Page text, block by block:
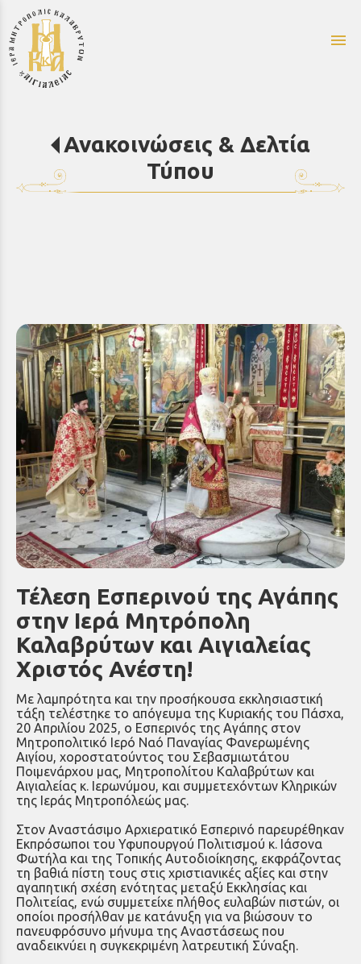
menu
Ανακοινώσεις & Δελτία
Τύπου
Τέλεση Εσπερινού της Αγάπης
στην Ιερά Μητρόπολη
Καλαβρύτων και Αιγιαλείας
Χριστός Ανέστη!
Με λαμπρότητα και την προσήκουσα εκκλησιαστική
τάξη τελέστηκε το απόγευμα της Κυριακής του Πάσχα,
20 Απριλίου 2025, ο Εσπερινός της Αγάπης στον
Μητροπολιτικό Ιερό Ναό Παναγίας Φανερωμένης
Αιγίου, χοροστατούντος του Σεβασμιωτάτου
Ποιμενάρχου μας, Μητροπολίτου Καλαβρύτων και
Αιγιαλείας κ. Ιερωνύμου, και συμμετεχόντων Κληρικών
της Ιεράς Μητροπόλεώς μας.
Στον Αναστάσιμο Αρχιερατικό Εσπερινό παρευρέθηκαν
Εκπρόσωποι του Υφυπουργού Πολιτισμού κ. Ιάσονα
Φωτήλα και της Τοπικής Αυτοδιοίκησης, εκφράζοντας
τη βαθιά πίστη τους στις χριστιανικές αξίες και στην
αγαπητική σχέση ενότητας μεταξύ Εκκλησίας και
Πολιτείας, ενώ συμμετείχε πλήθος ευλαβών πιστών, οι
οποίοι προσήλθαν με κατάνυξη για να βιώσουν το
πανευφρόσυνο μήνυμα της Αναστάσεως που
αναδεικνύει η συγκεκριμένη λατρευτική Σύναξη.